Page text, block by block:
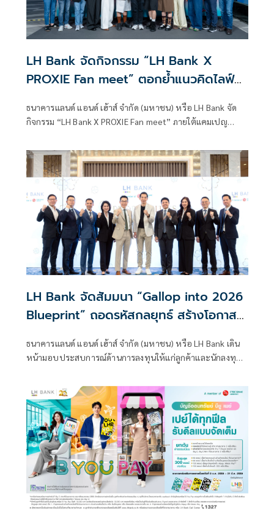
LH Bank จัดกิจกรรม “LH Bank X
PROXIE Fan meet” ตอกย้ำแนวคิดไลฟ์
คนที่ชอบ สเปเชียล”
ธนาคารแลนด์ แอนด์ เฮ้าส์ จำกัด (มหาชน) หรือ LH Bank จัด
กิจกรรม “LH Bank X PROXIE Fan meet” ภายใต้แคมเปญ
พิเศษแก่ลูกค้าที่ใช้บริการแอปพลิเคชัน LHB You
LH Bank จัดสัมมนา “Gallop into 2026
Blueprint” ถอดรหัสกลยุทธ์ สร้างโอกาส
ธนาคารแลนด์ แอนด์ เฮ้าส์ จำกัด (มหาชน) หรือ LH Bank เดิน
หน้ามอบประสบการณ์ด้านการลงทุนให้แก่ลูกค้าและนักลงทุน
Opportunities Beyond Borders ถ่ายทอดมุมมองและกลยุทธ์
การลงทุนแห่งปี 2026 พร้อมเจาะลึกการใช้ AI